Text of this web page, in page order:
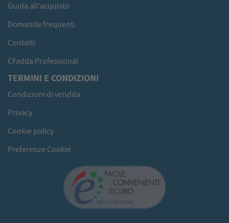
Guida all'acquisto
Domande frequenti
Contatti
CFadda Professional
TERMINI E CONDIZIONI
Condizioni di vendita
Privacy
Cookie policy
Preferenze Cookie